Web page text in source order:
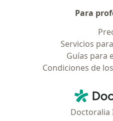
Para
Servicios
Guías para
Condiciones de
Doctoralia